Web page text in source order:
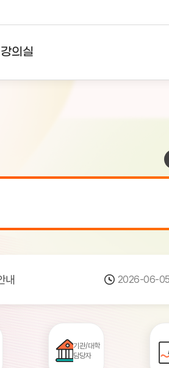
의실
~ 7월... 2026-07-
내 2026-06-
사 안내(자주묻... 2026-04-
기관/대학
담당자